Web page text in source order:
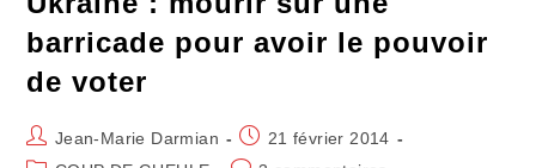
Puits
L'Histoire
barricade pour avoir le pouvoir
de voter
Auteur/autrice
de
Jean-Marie Darmian
Publication
publiée :
21 février 2014